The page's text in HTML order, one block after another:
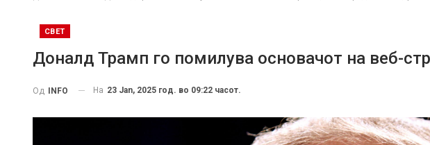
СВЕТ
Доналд Трамп го помилува основачот на веб-
Од INFO На 23 Jan, 2025 год. во 09:22 часот.